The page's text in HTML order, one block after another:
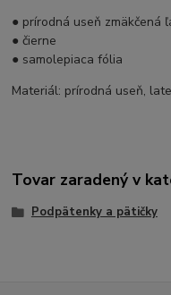
● prírodná useň zmäkčená
● čierne
● samolepiaca fólia
Materiál: prírodná useň,
Tovar zaradený v
Podpätenky a pätičky